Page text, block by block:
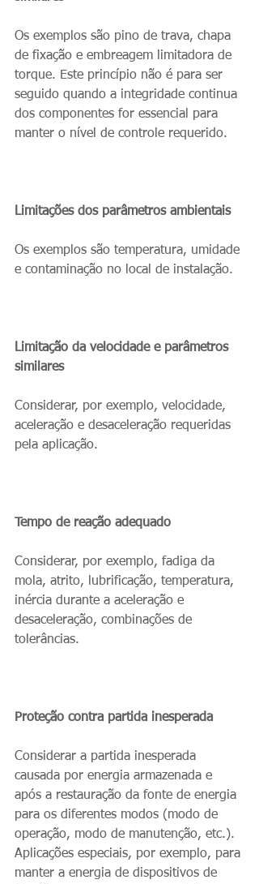
Os exemplos são pino de trava, chapa
de fixação e embreagem limitadora de
torque. Este princípio não é para ser
seguido quando a integridade continua
dos componentes for essencial para
manter o nível de controle requerido.
Limitações dos parâmetros ambientais
Os exemplos são temperatura, umidade
e contaminação no local de instalação.
Limitação da velocidade e parâmetros
similares
Considerar, por exemplo, velocidade,
aceleração e desaceleração requeridas
pela aplicação.
Tempo de reação adequado
Considerar, por exemplo, fadiga da
mola, atrito, lubrificação, temperatura,
inércia durante a aceleração e
desaceleração, combinações de
tolerâncias.
Proteção contra partida inesperada
Considerar a partida inesperada
causada por energia armazenada e
após a restauração da fonte de energia
para os diferentes modos (modo de
operação, modo de manutenção, etc.).
Aplicações especiais, por exemplo, para
manter a energia de dispositivos de